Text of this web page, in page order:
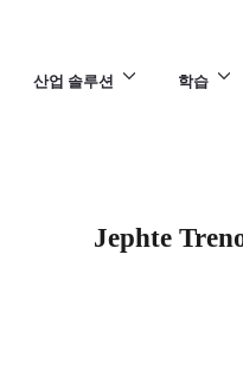
산업 솔루션 학습
Jephte